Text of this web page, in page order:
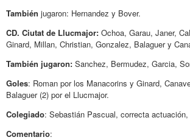
También jugaron: Hernandez y Bover.
CD. Ciutat de Llucmajor: Ochoa, Garau, Janer,
Ginard, Millan, Christian, Gonzalez, Balaguer y
También jugaron: Sanchez, Bermudez, Garcia,
Goles: Roman por los Manacorins y Ginard,
Balaguer (2) por el Llucmajor.
Colegiado: Sebastián Pascual, correcta
Comentario: